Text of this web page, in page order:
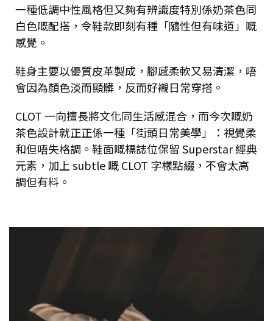
一種低調中性風格但又夠有辨識度特別係奶茶色同
白色嘅配搭，令鞋款即刻有種「隨性但有味道」嘅
感覺。
鞋身主要以優質皮革製成，腳感柔軟又易清潔，唔
會因為顏色淡而顯髒，反而好襯日常穿搭。
CLOT 一向擅長將文化同生活感混合，而今次嘅奶
茶色設計就正正係一種「街頭日常美學」：視覺柔
和但唔失格調。鞋面嘅標誌位保留 Superstar 經典
元素，加上 subtle 嘅 CLOT 字樣點綴，不會太高
調但有料。